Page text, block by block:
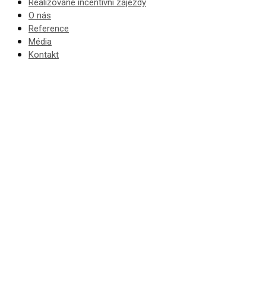
Realizované incentivní zájezdy
O nás
Reference
Média
Kontakt